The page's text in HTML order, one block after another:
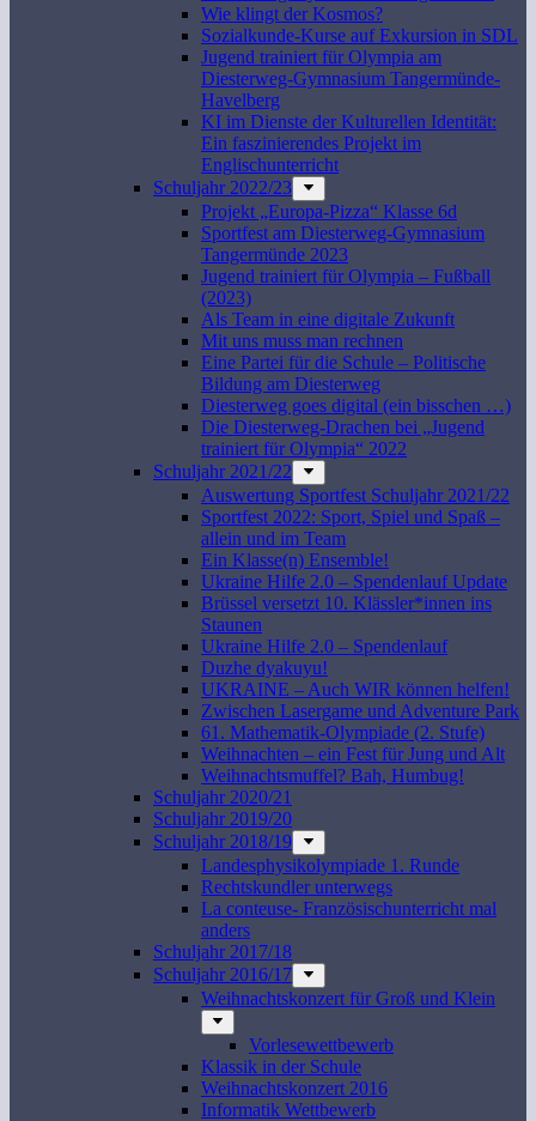
Wie klingt der Kosmos?
Sozialkunde-Kurse auf Exkursion in SDL
Jugend trainiert für Olympia am
Diesterweg-Gymnasium Tangermünde-
Havelberg
KI im Dienste der Kulturellen Identität:
Ein faszinierendes Projekt im
Englischunterricht
Schuljahr 2022/23
Projekt „Europa-Pizza“ Klasse 6d
Sportfest am Diesterweg-Gymnasium
Tangermünde 2023
Jugend trainiert für Olympia – Fußball
(2023)
Als Team in eine digitale Zukunft
Mit uns muss man rechnen
Eine Partei für die Schule – Politische
Bildung am Diesterweg
Diesterweg goes digital (ein bisschen …)
Die Diesterweg-Drachen bei „Jugend
trainiert für Olympia“ 2022
Schuljahr 2021/22
Auswertung Sportfest Schuljahr 2021/22
Sportfest 2022: Sport, Spiel und Spaß –
allein und im Team
Ein Klasse(n) Ensemble!
Ukraine Hilfe 2.0 – Spendenlauf Update
Brüssel versetzt 10. Klässler*innen ins
Staunen
Ukraine Hilfe 2.0 – Spendenlauf
Duzhe dyakuyu!
UKRAINE – Auch WIR können helfen!
Zwischen Lasergame und Adventure Park
61. Mathematik-Olympiade (2. Stufe)
Weihnachten – ein Fest für Jung und Alt
Weihnachtsmuffel? Bah, Humbug!
Schuljahr 2020/21
Schuljahr 2019/20
Schuljahr 2018/19
Landesphysikolympiade 1. Runde
Rechtskundler unterwegs
La conteuse- Französischunterricht mal
anders
Schuljahr 2017/18
Schuljahr 2016/17
Weihnachtskonzert für Groß und Klein
Vorlesewettbewerb
Klassik in der Schule
Weihnachtskonzert 2016
Informatik Wettbewerb